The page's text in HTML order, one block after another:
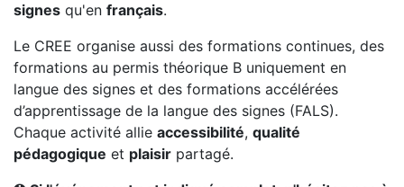
signes qu'en français.
Le CREE organise aussi des formations continues, des
formations au permis théorique B uniquement en
langue des signes et des formations accélérées
d’apprentissage de la langue des signes (FALS).
Chaque activité allie accessibilité, qualité
pédagogique et plaisir partagé.